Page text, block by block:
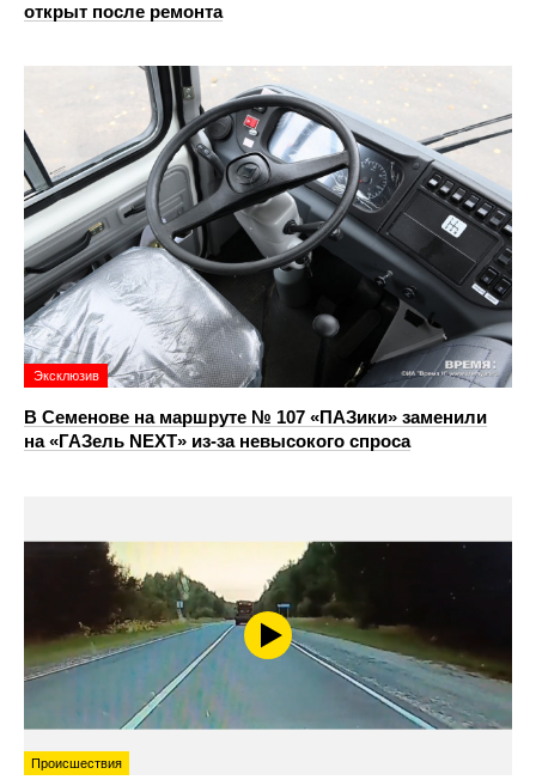
открыт после ремонта
Эксклюзив
В Семенове на маршруте № 107 «ПАЗики» заменили
на «ГАЗель NEXT» из‑за невысокого спроса
Происшествия